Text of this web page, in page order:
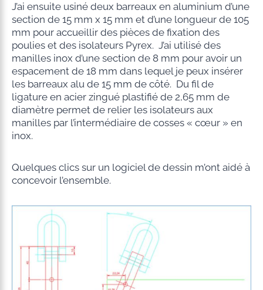
J’ai ensuite usiné deux barreaux en aluminium d’une
section de 15 mm x 15 mm et d’une longueur de 105
mm pour accueillir des pièces de fixation des
poulies et des isolateurs Pyrex. J’ai utilisé des
manilles inox d’une section de 8 mm pour avoir un
espacement de 18 mm dans lequel je peux insérer
les barreaux alu de 15 mm de côté. Du fil de
ligature en acier zingué plastifié de 2,65 mm de
diamètre permet de relier les isolateurs aux
manilles par l’intermédiaire de cosses « cœur » en
inox.
Quelques clics sur un logiciel de dessin m’ont aidé à
concevoir l’ensemble.